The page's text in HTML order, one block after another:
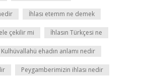
İhlası etemm ne demek
çekilir mi İhlasın Türkçesi ne
Kulhüvallahü ehadın anlamı nedir
Peygamberimizin ihlası nedir